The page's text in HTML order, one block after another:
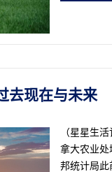
去现在与未来
（星星生
拿大农业处
邦统计局此